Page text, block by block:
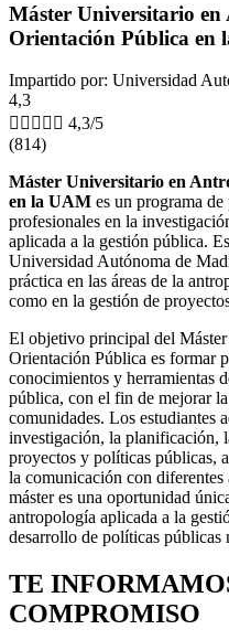
Máster Universitario
Orientación Pública en
Impartido por: Universidad
4,3
     4,3/5
(814)
Máster Universitario en
en la UAM es un programa
profesionales en la
aplicada a la gestión pública.
Universidad Autónoma de
práctica en las áreas de la
como en la gestión de
El objetivo principal del
Orientación Pública es formar
conocimientos y herramientas
pública, con el fin de mejorar
comunidades. Los estudiantes
investigación, la planificación,
proyectos y políticas públicas,
la comunicación con
máster es una oportunidad
antropología aplicada a la
desarrollo de políticas públicas
TE
COMPROMISO